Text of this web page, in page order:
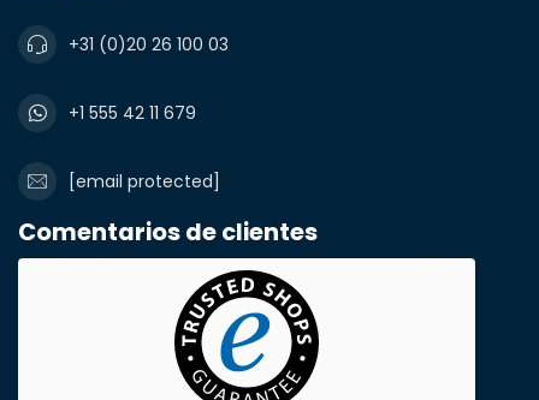
¿Necesita una
cantidad mayor?
Nombre y apellidos*
+31 (0)20 26 100 03
+1 555 42 11 679
[email protected]
Comentarios de clientes